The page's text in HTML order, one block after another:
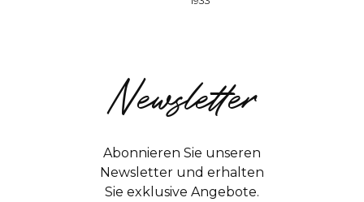
Newsletter
Abonnieren Sie unseren
Newsletter und erhalten
Sie exklusive Angebote.